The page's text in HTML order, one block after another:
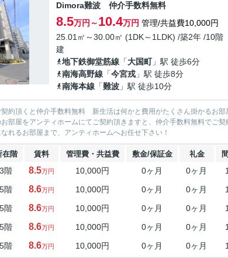
Dimora難波 仲介手数料無料
8.5万円～10.4万円 管理/共益費10,000円
25.01㎡～30.00㎡ (1DK～1LDK) /築2年 /10階
建
地下鉄御堂筋線 「大国町」駅 徒歩6分
南海高野線 「今宮戎 」駅 徒歩8分
南海本線 「難波 」駅 徒歩10分
約頂くと仲介手数料無料 新生活は何かと費用がたくさん掛かるお
部屋をアンティホームにてご契約頂きますと、仲介手数料無料でご
れるお部屋まで、アンティホームへお任せ下さい！
在階 賃料 管理費・共益費 敷金/保証金 礼金
3階 8.5万円 10,000円 0ヶ月 0ヶ月
5階 8.6万円 10,000円 0ヶ月 0ヶ月
5階 8.6万円 10,000円 0ヶ月 0ヶ月
5階 8.6万円 10,000円 0ヶ月 0ヶ月
5階 8.6万円 10,000円 0ヶ月 0ヶ月